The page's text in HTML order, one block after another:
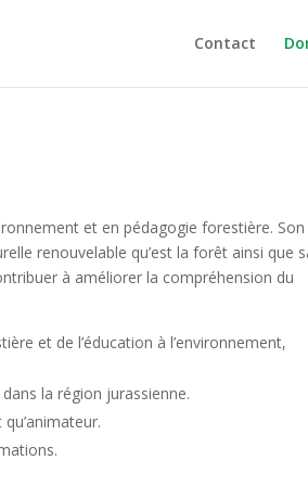
Contact
et en pédagogie forestière. Son
renouvelable qu’est la forêt ainsi que
à améliorer la compréhension du
et de l’éducation à l’environnement,
la région jurassienne.